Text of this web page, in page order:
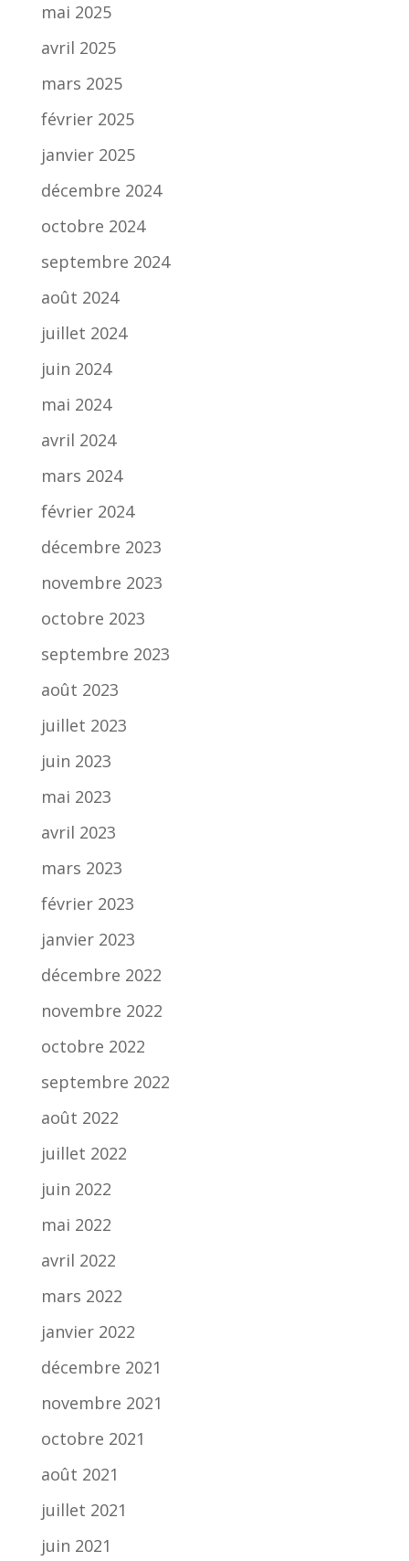
mai 2025
avril 2025
mars 2025
février 2025
janvier 2025
décembre 2024
octobre 2024
septembre 2024
août 2024
juillet 2024
juin 2024
mai 2024
avril 2024
mars 2024
février 2024
décembre 2023
novembre 2023
octobre 2023
septembre 2023
août 2023
juillet 2023
juin 2023
mai 2023
avril 2023
mars 2023
février 2023
janvier 2023
décembre 2022
novembre 2022
octobre 2022
septembre 2022
août 2022
juillet 2022
juin 2022
mai 2022
avril 2022
mars 2022
janvier 2022
décembre 2021
novembre 2021
octobre 2021
août 2021
juillet 2021
juin 2021